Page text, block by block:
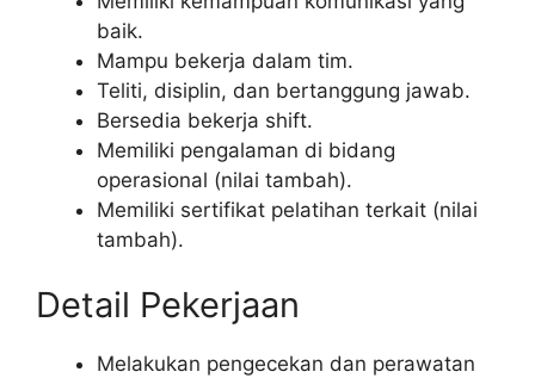
baik.
Mampu bekerja dalam tim.
Teliti, disiplin, dan bertanggung jawab.
Bersedia bekerja shift.
Memiliki pengalaman di bidang
operasional (nilai tambah).
Memiliki sertifikat pelatihan terkait (nilai
tambah).
Detail Pekerjaan
Melakukan pengecekan dan perawatan